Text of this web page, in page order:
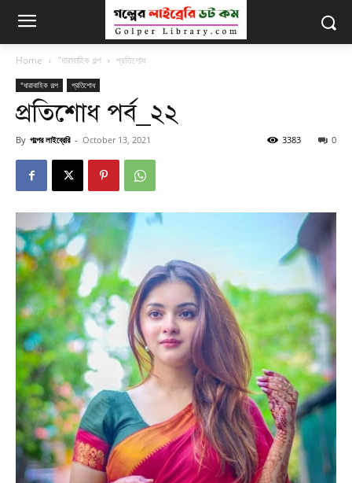
Home "ধারাবাহিক গল্প প্রতিশোধ
"ধারাবাহিক গল্প প্রতিশোধ
প্রতিশোধ পর্ব_২২
By গল্পের লাইব্রেরি - October 13, 2021 0
3383